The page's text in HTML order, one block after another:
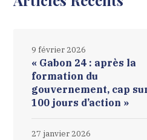
« Gabon 24 : après la
formation du
gouvernement, cap
100 jours d’action »
9 février 2026
27 janvier 2026